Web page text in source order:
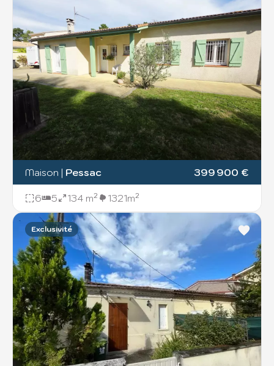
Maison | Pessac 399 900 €
6 5 134 m² 1321m²
Exclusivité
3
51
+
−